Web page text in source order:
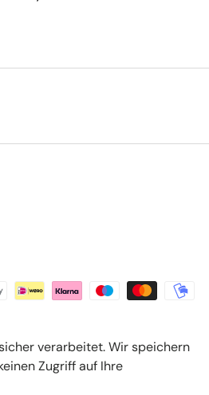
verarbeitet. Wir speichern
Zugriff auf Ihre